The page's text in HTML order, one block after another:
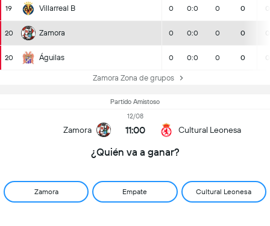
19 Villarreal B 0 0:0 0 0 0
20 Zamora 0 0:0 0 0 0
20 Águilas 0 0:0 0 0 0
Zamora Zona de grupos
Partido Amistoso
Zamora
12/08
11:00 Cultural Leonesa
¿Quién va a ganar?
Zamora Empate Cultural Leonesa